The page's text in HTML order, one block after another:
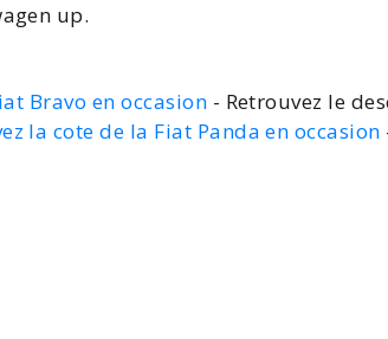
up.
Bravo en occasion - Retrouvez le
la cote de la Fiat Panda en occasion